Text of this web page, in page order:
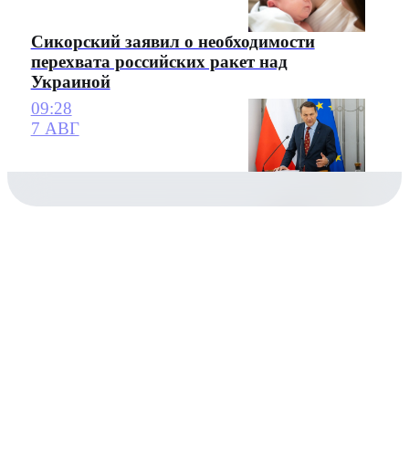
Сикорский заявил о необходимости
перехвата российских ракет над
Украиной
09:28
7 АВГ